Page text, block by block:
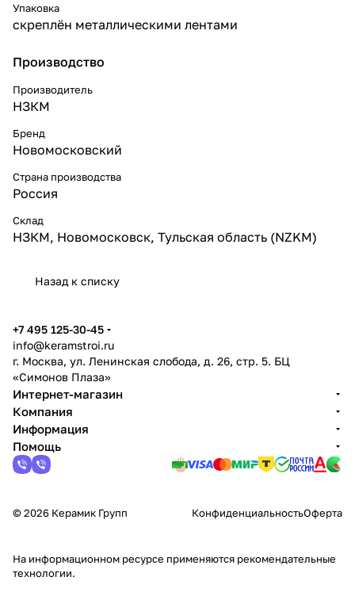
Упаковка
скреплён металлическими лентами
Производство
Производитель
НЗКМ
Бренд
Новомосковский
Страна производства
Россия
Склад
НЗКМ, Новомосковск, Тульская область (NZKM)
Назад к списку
+7 495 125-30-45
info@keramstroi.ru
г. Москва, ул. Ленинская слобода, д. 26, стр. 5. БЦ
«Симонов Плаза»
Интернет-магазин
Компания
Информация
Помощь
© 2026 Керамик Групп КонфиденциальностьОферта
На информационном ресурсе применяются рекомендательные
технологии.